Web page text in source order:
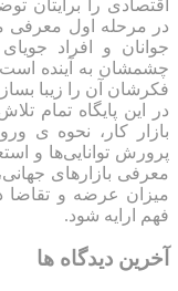
اقتصادی را برایتان
در مرحله اول معرفی
جوانان و افراد
چشمشان به آینده
فکرشان آن را زیبا
در این پایگاه تمام
بازار کار، نحوه ی
پرورش توانایی‌ها و
معرفی بازارهای
میزان عرضه و تقاضا
فهم ارایه شود.
آخرین دیدگاه ها